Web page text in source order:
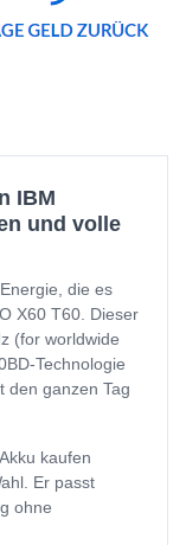
IBM
und volle
die es
X60 T60. Dieser
(for worldwide
Technologie
den ganzen Tag
kaufen
Er passt
ohne